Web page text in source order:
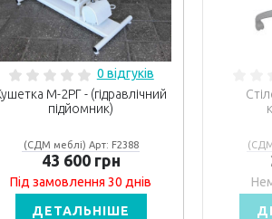
0 відгуків
М-2РГ - (гідравлічний
підйомник)
(СДМ меблі) Арт: F2388
43 600 грн
Під замовлення 30 днів
ДЕТАЛЬНІШЕ
(СДМ